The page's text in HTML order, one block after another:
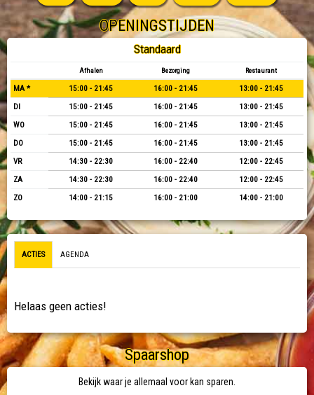
OPENINGSTIJDEN
Standaard
Afhalen Bezorging Restaurant
MA * 15:00 - 21:45 16:00 - 21:45
13:00 - 21:45
DI
15:00 - 21:45 16:00 - 21:45
13:00 - 21:45
WO
15:00 - 21:45 16:00 - 21:45
13:00 - 21:45
DO
15:00 - 21:45 16:00 - 21:45
13:00 - 21:45
VR
14:30 - 22:30 16:00 - 22:40
12:00 - 22:45
ZA
14:30 - 22:30 16:00 - 22:40
12:00 - 22:45
ZO
14:00 - 21:15 16:00 - 21:00 14:00 - 21:00
ACTIES AGENDA
Helaas geen acties!
Spaarshop
Bekijk waar je allemaal voor kan sparen.